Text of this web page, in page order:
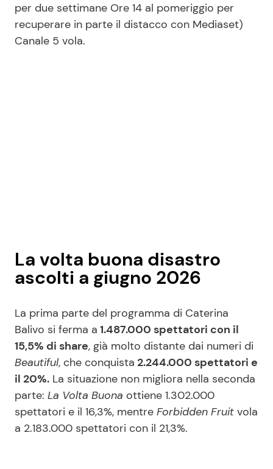
Seguici
per due settimane Ore 14 al pomeriggio per
recuperare in parte il distacco con Mediaset)
Canale 5 vola.
La volta buona disastro
ascolti a giugno 2026
La prima parte del programma di Caterina
Balivo si ferma a 1.487.000 spettatori con il
15,5% di share, già molto distante dai numeri di
Beautiful, che conquista 2.244.000 spettatori e
il 20%. La situazione non migliora nella seconda
parte: La Volta Buona ottiene 1.302.000
spettatori e il 16,3%, mentre Forbidden Fruit vola
a 2.183.000 spettatori con il 21,3%.